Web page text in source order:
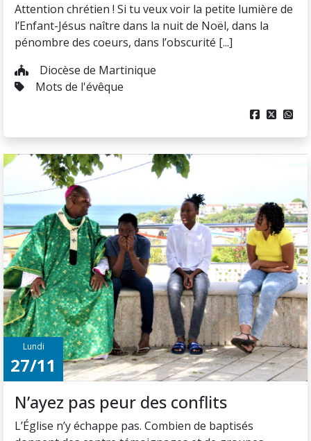
Attention chrétien ! Si tu veux voir la petite lumière de
l’Enfant-Jésus naître dans la nuit de Noël, dans la
pénombre des coeurs, dans l’obscurité [...]
Diocèse de Martinique
Mots de l'évêque
  
Lundi
27/11
N’ayez pas peur des conflits
L’Église n’y échappe pas. Combien de baptisés